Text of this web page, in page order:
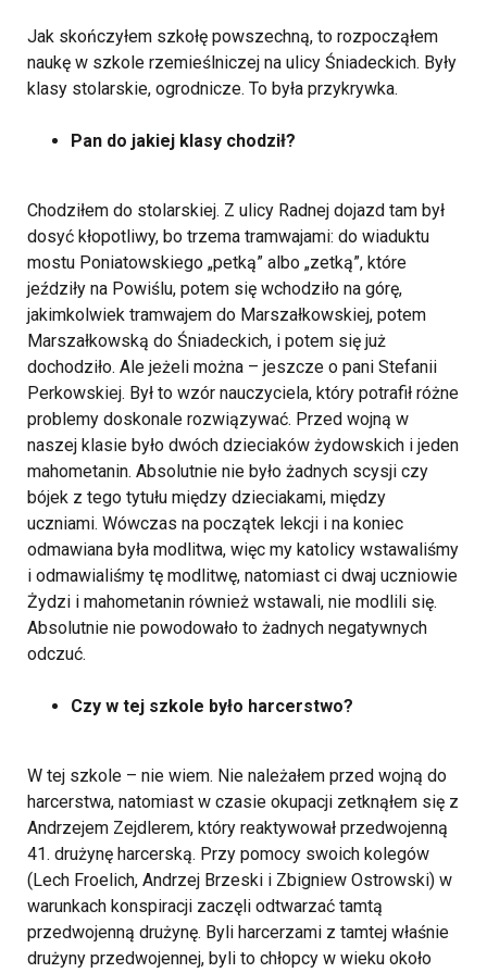
Jak skończyłem szkołę powszechną, to rozpocząłem
naukę w szkole rzemieślniczej na ulicy Śniadeckich. Były
klasy stolarskie, ogrodnicze. To była przykrywka.
Pan do jakiej klasy chodził?
Chodziłem do stolarskiej. Z ulicy Radnej dojazd tam był
dosyć kłopotliwy, bo trzema tramwajami: do wiaduktu
mostu Poniatowskiego „petką” albo „zetką”, które
jeździły na Powiślu, potem się wchodziło na górę,
jakimkolwiek tramwajem do Marszałkowskiej, potem
Marszałkowską do Śniadeckich, i potem się już
dochodziło. Ale jeżeli można – jeszcze o pani Stefanii
Perkowskiej. Był to wzór nauczyciela, który potrafił różne
problemy doskonale rozwiązywać. Przed wojną w
naszej klasie było dwóch dzieciaków żydowskich i jeden
mahometanin. Absolutnie nie było żadnych scysji czy
bójek z tego tytułu między dzieciakami, między
uczniami. Wówczas na początek lekcji i na koniec
odmawiana była modlitwa, więc my katolicy wstawaliśmy
i odmawialiśmy tę modlitwę, natomiast ci dwaj uczniowie
Żydzi i mahometanin również wstawali, nie modlili się.
Absolutnie nie powodowało to żadnych negatywnych
odczuć.
Czy w tej szkole było harcerstwo?
W tej szkole – nie wiem. Nie należałem przed wojną do
harcerstwa, natomiast w czasie okupacji zetknąłem się z
Andrzejem Zejdlerem, który reaktywował przedwojenną
41. drużynę harcerską. Przy pomocy swoich kolegów
(Lech Froelich, Andrzej Brzeski i Zbigniew Ostrowski) w
warunkach konspiracji zaczęli odtwarzać tamtą
przedwojenną drużynę. Byli harcerzami z tamtej właśnie
drużyny przedwojennej, byli to chłopcy w wieku około